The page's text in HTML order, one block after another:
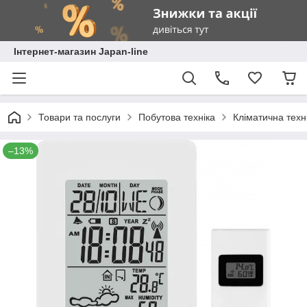
Інтернет-магазин Japan-line
Товари та послуги Побутова техніка Кліматична
–13%